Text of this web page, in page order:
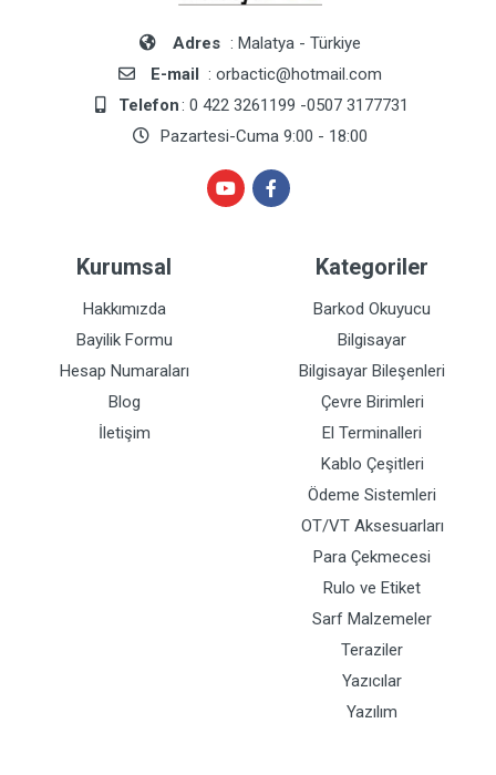
Adres : Malatya - Türkiye
E-mail : orbactic@hotmail.com
Telefon: 0 422 3261199 -0507 3177731
Pazartesi-Cuma 9:00 - 18:00
Kurumsal
Hakkımızda
Bayilik Formu
Hesap Numaraları
Blog
İletişim
Kategoriler
Barkod Okuyucu
Bilgisayar
Bilgisayar Bileşenleri
Çevre Birimleri
El Terminalleri
Kablo Çeşitleri
Ödeme Sistemleri
OT/VT Aksesuarları
Para Çekmecesi
Rulo ve Etiket
Sarf Malzemeler
Teraziler
Yazıcılar
Yazılım